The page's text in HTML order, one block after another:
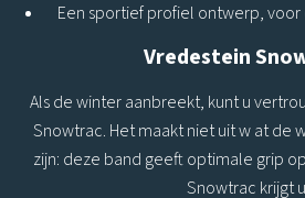
Een sportief profiel ontwerp,
Vredestein
Als de winter aanbreekt, kunt u
Snowtrac. Het maakt niet uit w at de
zijn: deze band geeft optimale grip
Snowtrac krijgt